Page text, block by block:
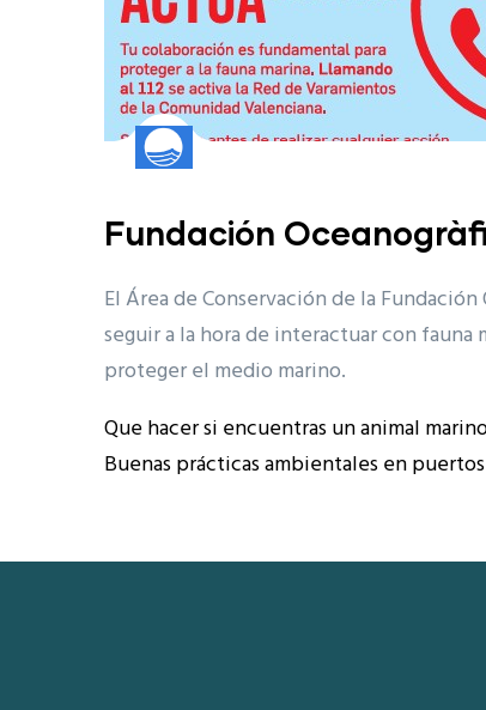
Fundación
El Área de Conservación de la
seguir a la hora de interactuar con fauna
proteger el medio marino.
Que hacer si encuentras un animal
Buenas prácticas ambientales en